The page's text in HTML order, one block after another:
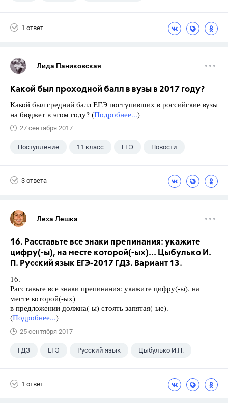
1 ответ
Лида Паниковская
Какой был проходной балл в вузы в 2017 году?
Какой был средний балл ЕГЭ поступивших в российские вузы
на бюджет в этом году? (Подробнее...)
27 сентября 2017
Поступление 11 класс ЕГЭ Новости
3 ответа
Леха Лешка
16. Расставьте все знаки препинания: укажите
цифру(-ы), на месте которой(-ых)... Цыбулько И.
П. Русский язык ЕГЭ-2017 ГДЗ. Вариант 13.
16.
Расставьте все знаки препинания: укажите цифру(-ы), на
месте которой(-ых)
в предложении должна(-ы) стоять запятая(-ые).
(Подробнее...)
25 сентября 2017
ГДЗ ЕГЭ Русский язык Цыбулько И.П.
1 ответ